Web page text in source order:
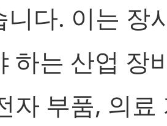
니다. 이는 장
하는 산업 장
자 부품, 의료